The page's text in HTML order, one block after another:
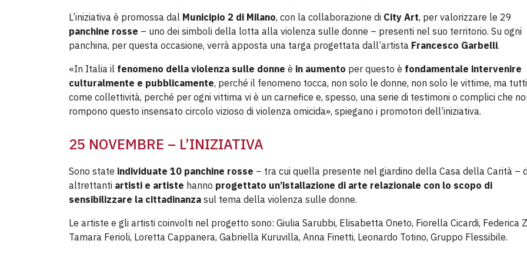
L’iniziativa è promossa dal Municipio 2 di Milano, con la collaborazione di City Art, per valorizzare le 29
panchine rosse – uno dei simboli della lotta alla violenza sulle donne – presenti nel suo territorio. Su ogni
panchina, per questa occasione, verrà apposta una targa progettata dall’artista Francesco Garbelli.
«In Italia il fenomeno della violenza sulle donne è in aumento per questo è fondamentale intervenire
culturalmente e pubblicamente, perché il fenomeno tocca, non solo le donne, non solo le vittime, ma
come collettività, perché per ogni vittima vi è un carnefice e, spesso, una serie di testimoni o complici che
rompono questo insensato circolo vizioso di violenza omicida», spiegano i promotori dell’iniziativa.
25 NOVEMBRE – L’INIZIATIVA
Sono state individuate 10 panchine rosse – tra cui quella presente nel giardino della Casa della Carità –
altrettanti artisti e artiste hanno progettato un’istallazione di arte relazionale con lo scopo di
sensibilizzare la cittadinanza sul tema della violenza sulle donne.
Le artiste e gli artisti coinvolti nel progetto sono: Giulia Sarubbi, Elisabetta Oneto, Fiorella Cicardi, Federica
Tamara Ferioli, Loretta Cappanera, Gabriella Kuruvilla, Anna Finetti, Leonardo Totino, Gruppo Flessibile.